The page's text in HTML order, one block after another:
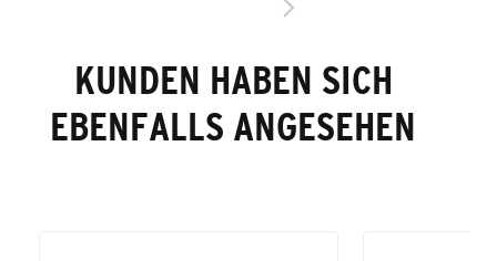
KUNDEN HABEN SICH
EBENFALLS ANGESEHEN